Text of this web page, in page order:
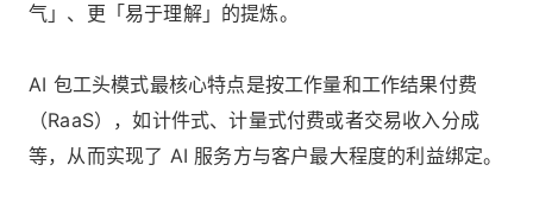
气」、更「易于理解」的提炼。
AI 包工头模式最核心特点是按工作量和工作结果付费
（RaaS），如计件式、计量式付费或者交易收入分成
等，从而实现了 AI 服务方与客户最大程度的利益绑定。